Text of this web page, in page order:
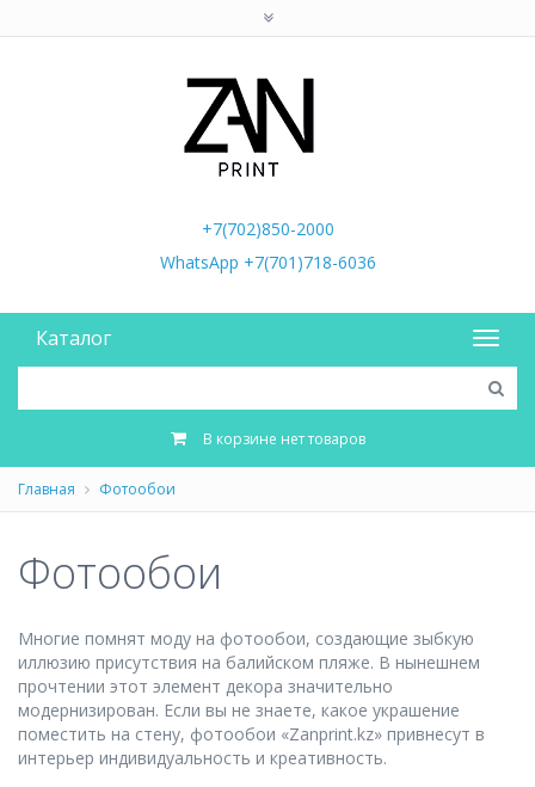
+7(702)850-2000
WhatsApp +7(701)718-6036
Каталог
В корзине нет товаров
Главная Фотообои
Фотообои
Многие помнят моду на фотообои, создающие зыбкую
иллюзию присутствия на балийском пляже. В нынешнем
прочтении этот элемент декора значительно
модернизирован. Если вы не знаете, какое украшение
поместить на стену, фотообои «Zanprint.kz» привнесут в
интерьер индивидуальность и креативность.